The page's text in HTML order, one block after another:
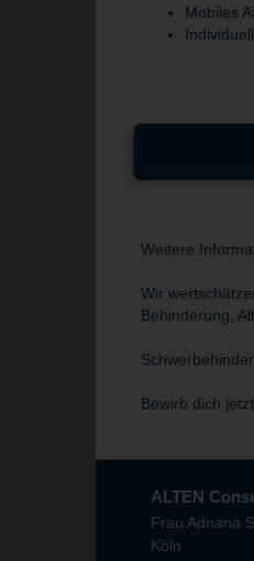
Mobiles
Weitere
Wir
Behinderung,
Bewirb dich
ALTEN
Frau Adnana
Köln